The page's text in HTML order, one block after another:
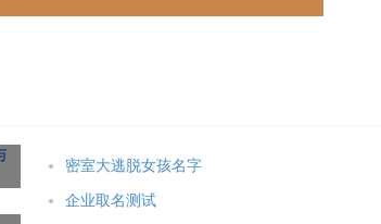
密室大逃脱女孩名字
企业取名测试